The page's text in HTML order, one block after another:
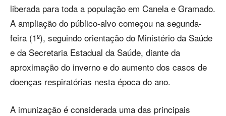
liberada para toda a população em Canela e Gramado.
A ampliação do público-alvo começou na segunda-
feira (1º), seguindo orientação do Ministério da Saúde
e da Secretaria Estadual da Saúde, diante da
aproximação do inverno e do aumento dos casos de
doenças respiratórias nesta época do ano.
A imunização é considerada uma das principais